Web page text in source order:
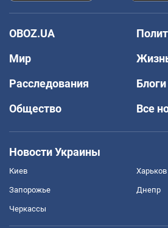
OBOZ.UA
Мир
Расследования
Блоги
Общество
Все
Новости Украины
Киев Харьков
Запорожье Днепр
Черкассы